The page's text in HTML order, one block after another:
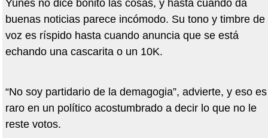
Yunes no dice bonito las cosas, y hasta cuando da
buenas noticias parece incómodo. Su tono y timbre de
voz es ríspido hasta cuando anuncia que se está
echando una cascarita o un 10K.
“No soy partidario de la demagogia”, advierte, y eso es
raro en un político acostumbrado a decir lo que no le
reste votos.